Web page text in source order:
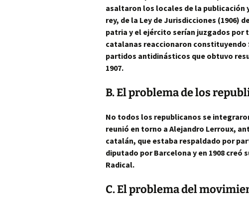
asaltaron los locales de la publicación
rey, de la Ley de Jurisdicciones (1906)
patria y el ejército serían juzgados
catalanas reaccionaron
partidos antidinásticos que obtuvo
1907.
B. El problema de los
No todos los republicanos se
reunió en torno a Alejandro Lerroux,
catalán, que estaba respaldado por
diputado por Barcelona y en 1908
Radical.
C. El problema del